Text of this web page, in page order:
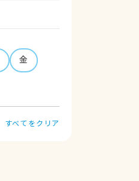
金
すべてをクリア